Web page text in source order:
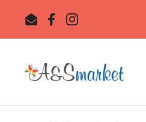
EmailFacebookInstagram